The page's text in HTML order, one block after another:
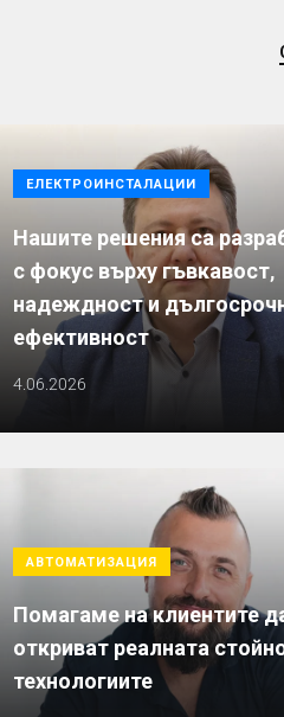
ЕЛЕКТРОИНСТАЛАЦИИ
Нашите решения са
с фокус върху гъвкавост,
надеждност и
ефективност
4.06.2026
АВТОМАТИЗАЦИЯ
Помагаме на клиентите
откриват реалната
технологиите